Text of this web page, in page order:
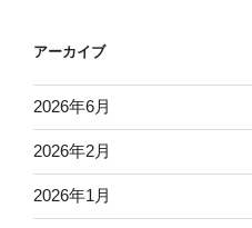
アーカイブ
2026年6月
2026年2月
2026年1月